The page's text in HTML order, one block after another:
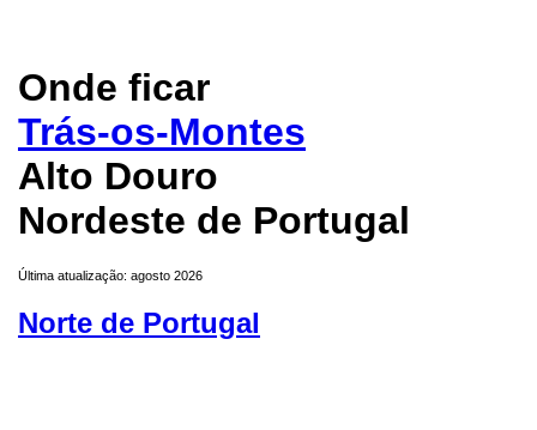
Onde ficar
Trás-os-Montes
Alto Douro
Nordeste de Portugal
Última atualização: agosto 2026
Norte de Portugal